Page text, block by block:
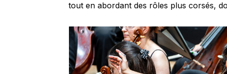
tout en abordant des rôles plus corsés,